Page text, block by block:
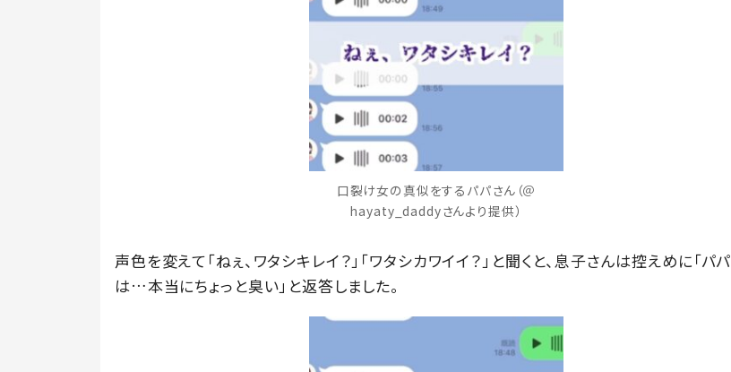
口裂け女の真似をするパパさん（＠
hayaty_daddyさんより提供）
声色を変えて「ねぇ、ワタシキレイ？」「ワタシカワイイ？」と聞くと、息子さんは控えめに「パパ
は…本当にちょっと臭い」と返答しました。